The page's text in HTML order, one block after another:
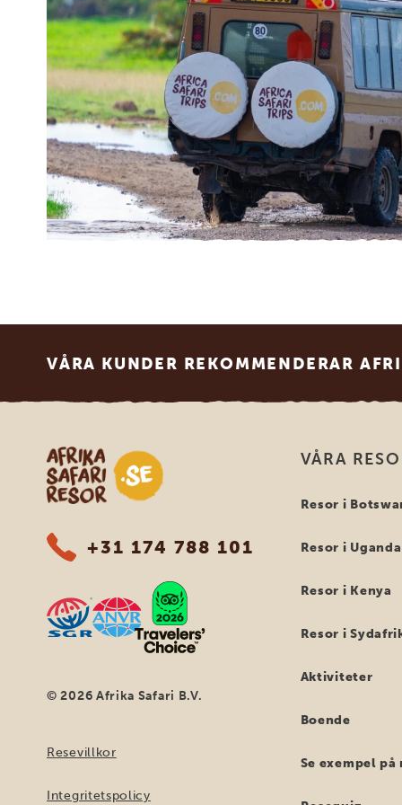
VÅRA KUNDER REKOMMENDERAR
Safari-resor i Afrika
+31 174 788 101
© 2026 Afrika Safari B.V.
Resevillkor
Integritetspolicy
VÅRA
Resor i
Resor i Uganda
Resor i Kenya
Resor i
Aktiviteter
Boende
Se exempel